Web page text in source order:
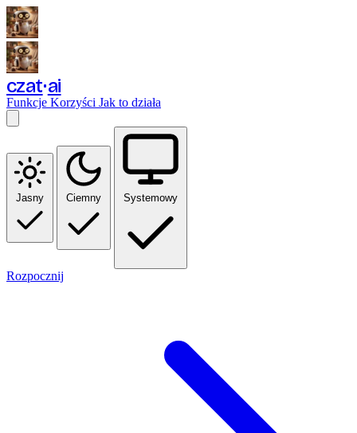
czat ai
Funkcje Korzyści Jak to działa
Jasny Ciemny Systemowy
Rozpocznij